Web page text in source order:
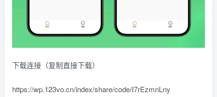
下载连接（复制直接下载）
https://wp.123vo.cn/index/share/code/I7rEzmnLny